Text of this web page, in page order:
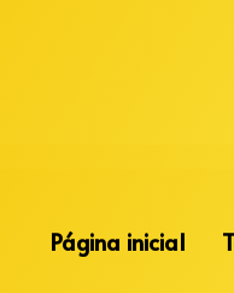
Página inicial